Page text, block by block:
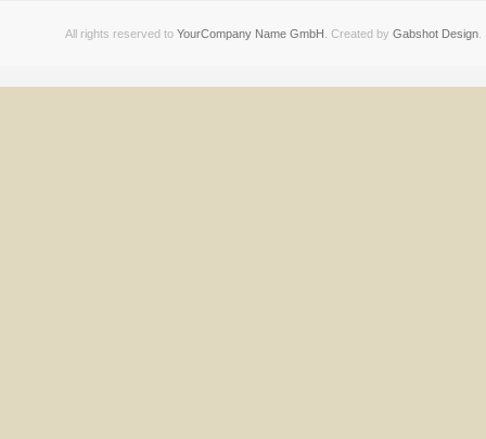
All rights reserved to YourCompany Name GmbH . Created by Gabshot Design